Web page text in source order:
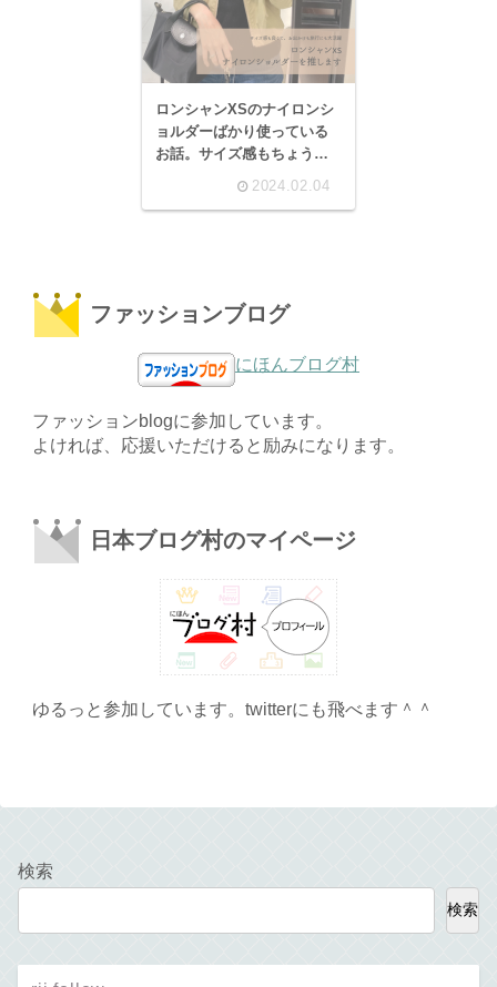
ロンシャンXSのナイロンシ
ョルダーばかり使っている
お話。サイズ感もちょうど
2024.02.04
ファッションブログ
にほんブログ村
ファッションblogに参加しています。
よければ、応援いただけると励みになります。
日本ブログ村のマイページ
ゆるっと参加しています。twitterにも飛べます＾＾
検索
検索